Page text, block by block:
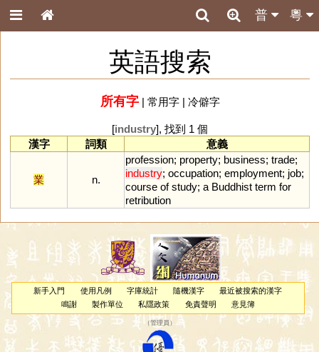
粵
普
英語搜索
所有字| 常用字| 冷僻字
[industry], 找到 1 個
漢字
詞類 意義
業 n.
profession; property; business; trade;
industry; occupation; employment; job;
course of study; a Buddhist term for
retribution
新手入門 使用凡例 字庫統計 隨機漢字
最近被搜索的漢字
鳴謝
製作單位 私隱政策 免責聲明 意見簿
（管理員 ）